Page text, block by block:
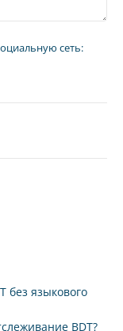
сеть:
BDT?